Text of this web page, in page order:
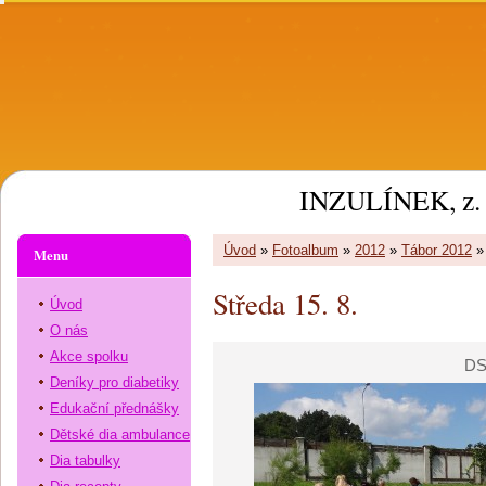
INZULÍNEK, z.
Úvod » Fotoalbum » 2012 » Tábor 2012
Středa 15. 8.
Menu
Úvod
O nás
Akce spolku
Deníky pro diabetiky
Edukační přednášky
Dětské dia ambulance
Dia tabulky